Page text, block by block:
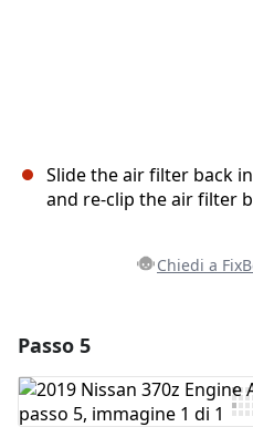
Slide the air filter back
and re-clip the air filter
Chiedi a
Aggiungi Commento
Passo 5